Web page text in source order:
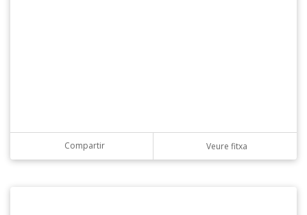
Compartir Veure fitxa